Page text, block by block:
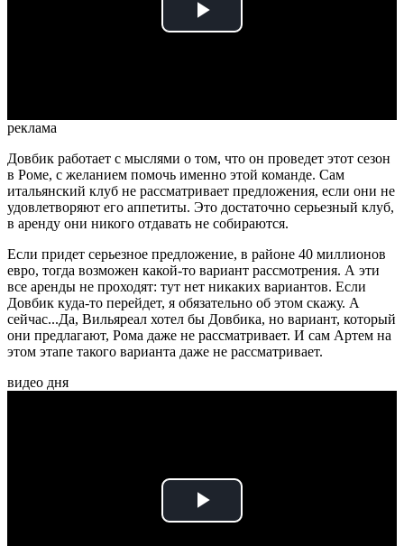
Play
реклама
Довбик работает с мыслями о том, что он проведет этот сезон
в Роме, с желанием помочь именно этой команде. Сам
итальянский клуб не рассматривает предложения, если они не
удовлетворяют его аппетиты. Это достаточно серьезный клуб,
в аренду они никого отдавать не собираются.
Если придет серьезное предложение, в районе 40 миллионов
евро, тогда возможен какой-то вариант рассмотрения. А эти
все аренды не проходят: тут нет никаких вариантов. Если
Довбик куда-то перейдет, я обязательно об этом скажу. А
сейчас...Да, Вильяреал хотел бы Довбика, но вариант, который
они предлагают, Рома даже не рассматривает. И сам Артем на
этом этапе такого варианта даже не рассматривает.
видео дня
Play